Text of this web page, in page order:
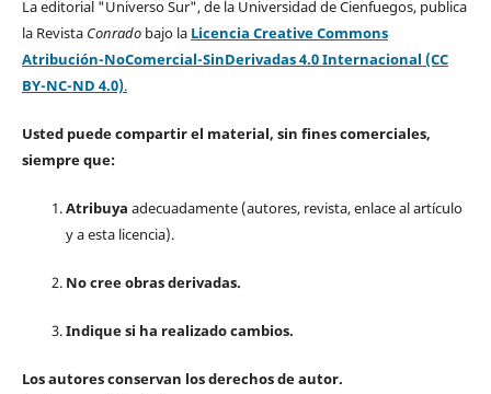
La editorial "Universo Sur", de la Universidad de Cienfuegos, publica
la Revista Conradobajo la Licencia Creative Commons
Atribución-NoComercial-SinDerivadas 4.0 Internacional (CC
BY-NC-ND 4.0).
Usted puede compartir el material, sin fines comerciales,
siempre que:
Atribuya adecuadamente (autores, revista, enlace al artículo
y a esta licencia).
No cree obras derivadas.
Indique si ha realizado cambios.
Los autores conservan los derechos de autor.